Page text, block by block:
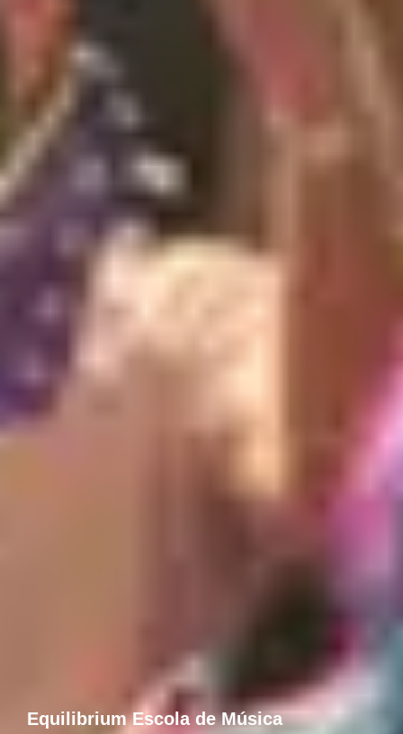
Equilibrium Escola de Música